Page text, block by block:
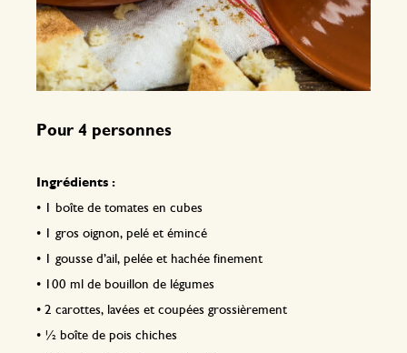
Pour 4 personnes
Ingrédients :
•
1 boîte de tomates en cubes
•
1 gros oignon, pelé et émincé
•
1 gousse d’ail, pelée et hachée finement
•
100 ml de bouillon de légumes
• 2 carottes, lavées et coupées grossièrement
• ½ boîte de pois chiches